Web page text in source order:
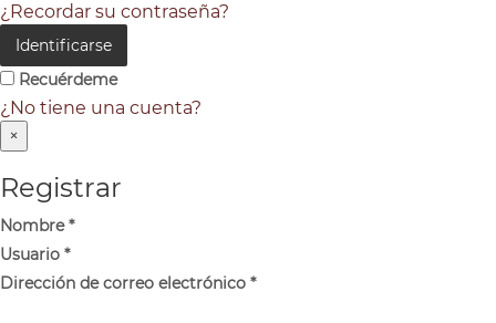
¿Recordar su contraseña?
Identificarse
Recuérdeme
¿No tiene una cuenta?
×
Registrar
Nombre*
Usuario *
Dirección de correo electrónico *